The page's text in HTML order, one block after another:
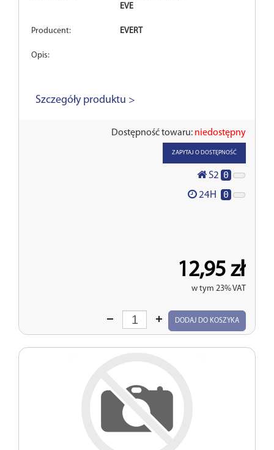
EVE
Producent: EVERT
Opis:
Szczegóły produktu >
Dostępność towaru: niedostępny
ZAPYTAJ O DOSTĘPNOŚĆ
S2 0
24H 0
12,95 zł
w tym 23% VAT
Wprowadź
DODAJ DO KOSZYKA